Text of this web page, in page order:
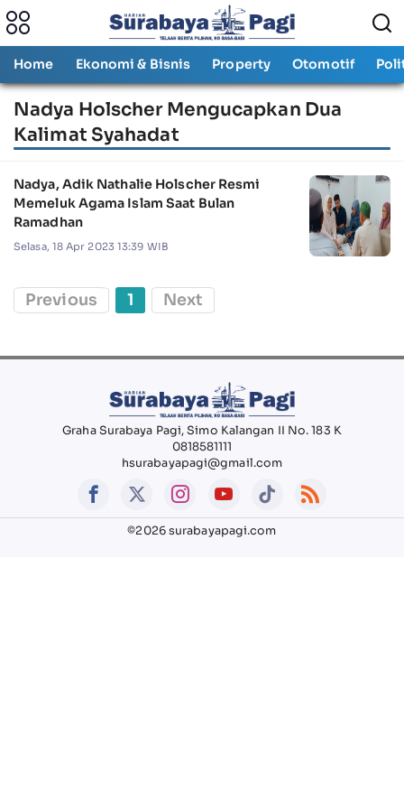
Home Ekonomi & Bisnis Property Otomotif
Nadya Holscher Mengucapkan Dua
Kalimat Syahadat
Nadya, Adik Nathalie Holscher Resmi
Memeluk Agama Islam Saat Bulan
Ramadhan
Selasa, 18 Apr 2023 13:39 WIB
Previous 1 Next
Graha Surabaya Pagi, Simo Kalangan II No. 183 K
0818581111
hsurabayapagi@gmail.com
©2026 surabayapagi.com